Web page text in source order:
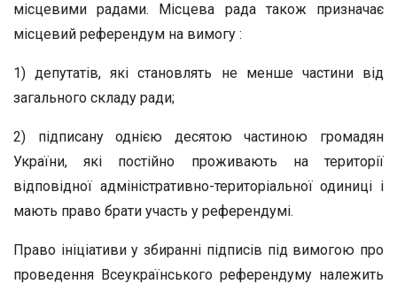
місцевими радами. Місцева рада також призначає
місцевий референдум на вимогу :
1) депутатів, які становлять не менше частини від
загального складу ради;
2) підписану однією десятою частиною громадян
України, які постійно проживають на території
відповідної адміністративно-територіальної одиниці і
мають право брати участь у референдумі.
Право ініціативи у збиранні підписів під вимогою про
проведення Всеукраїнського референдуму належить